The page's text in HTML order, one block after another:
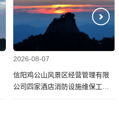
2026-08-07
信阳鸡公山风景区经营管理有限
公司四家酒店消防设施维保工作